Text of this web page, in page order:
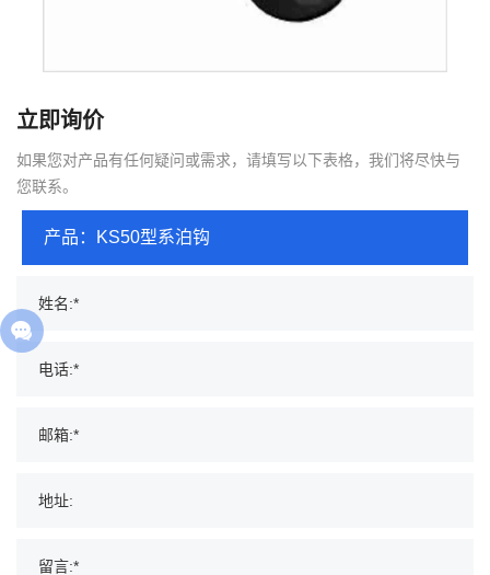
立即询价
如果您对产品有任何疑问或需求，请填写以下表格，我们将尽快与
您联系。